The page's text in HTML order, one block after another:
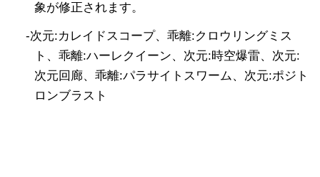
象が修正されます。
-次元:カレイドスコープ、乖離:クロウリングミス
ト、乖離:ハーレクイーン、次元:時空爆雷、次元:
次元回廊、乖離:パラサイトスワーム、次元:ポジト
ロンブラスト